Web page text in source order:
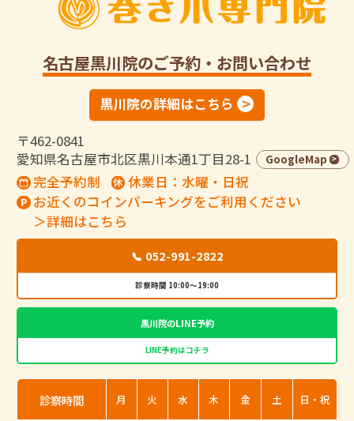
名古屋黒川院のご予約・お問い合わせ
黒川院の詳細はこちら
〒462-0841
愛知県名古屋市北区黒川本通1丁目28-1
GoogleMap
完全予約制
休業日：水曜・日祝
お近くのコインパーキングをご利用ください
＞詳細はこちら
📞 052-991-2822
診察時間 10:00～19:00
黒川院のLINE予約
LINE予約はコチラ
診察時間 月 火 水 木 金 土 日・祝